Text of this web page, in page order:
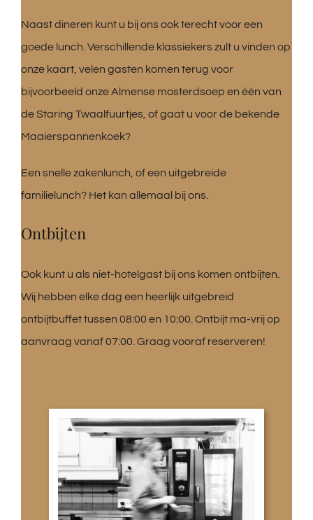
Naast dineren kunt u bij ons ook terecht voor een
goede lunch. Verschillende klassiekers zult u vinden op
onze kaart, velen gasten komen terug voor
bijvoorbeeld onze Almense mosterdsoep en één van
de Staring Twaalfuurtjes, of gaat u voor de bekende
Maaierspannenkoek?
Een snelle zakenlunch, of een uitgebreide
familielunch? Het kan allemaal bij ons.
Ontbijten
Ook kunt u als niet-hotelgast bij ons komen ontbijten.
Wij hebben elke dag een heerlijk uitgebreid
ontbijtbuffet tussen 08:00 en 10:00. Ontbijt ma-vrij op
aanvraag vanaf 07:00. Graag vooraf reserveren!